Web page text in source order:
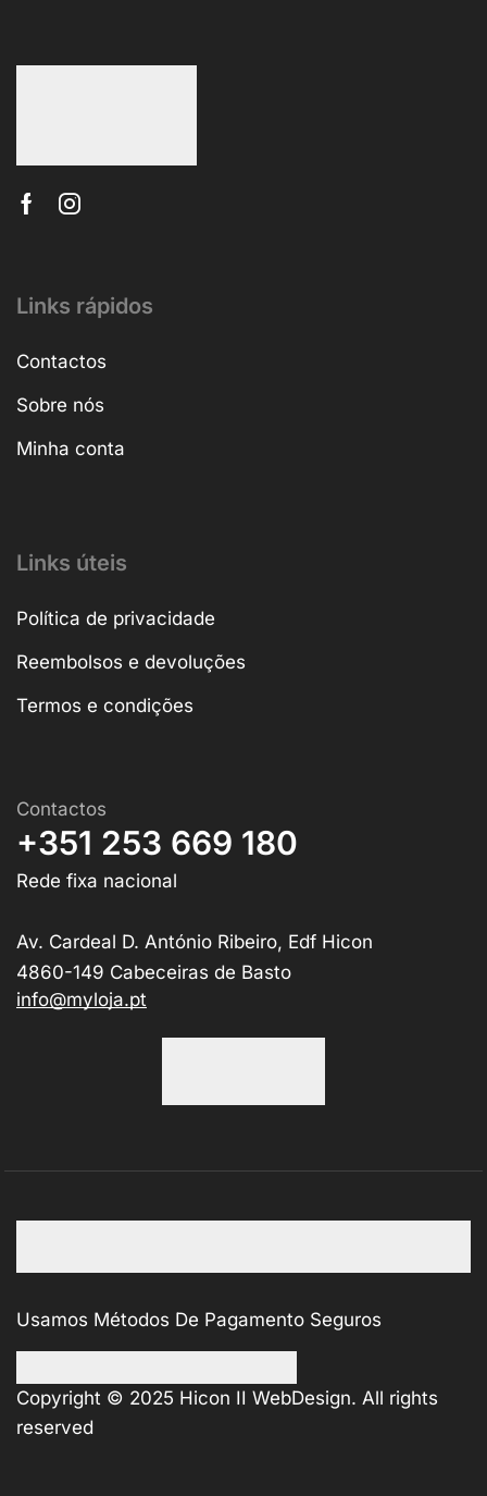
Links rápidos
Contactos
Sobre nós
Minha conta
Links úteis
Política de privacidade
Reembolsos e devoluções
Termos e condições
Contactos
+351 253 669 180
Rede fixa nacional
Av. Cardeal D. António Ribeiro, Edf Hicon
4860-149 Cabeceiras de Basto
info@myloja.pt
Usamos Métodos De Pagamento Seguros
Copyright © 2025 Hicon II WebDesign. All rights
reserved